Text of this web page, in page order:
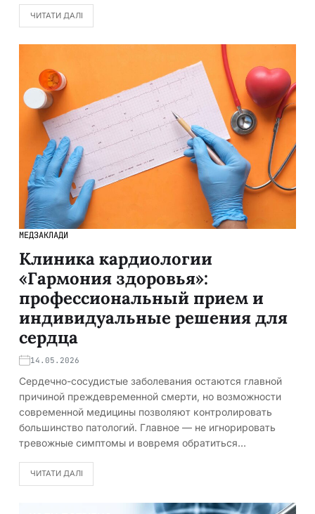
ЧИТАТИ ДАЛІ
МЕДЗАКЛАДИ
Клиника кардиологии
«Гармония здоровья»:
профессиональный прием и
индивидуальные решения для
сердца
14.05.2026
Сердечно-сосудистые заболевания остаются главной
причиной преждевременной смерти, но возможности
современной медицины позволяют контролировать
большинство патологий. Главное — не игнорировать
тревожные симптомы и вовремя обратиться…
ЧИТАТИ ДАЛІ